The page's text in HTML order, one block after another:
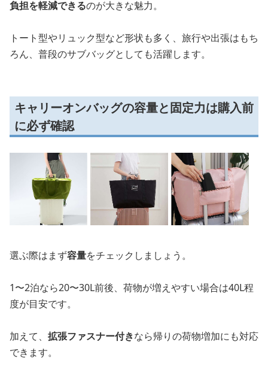
負担を軽減できるのが大きな魅力。
トート型やリュック型など形状も多く、旅行や出張はもち
ろん、普段のサブバッグとしても活躍します。
キャリーオンバッグの容量と固定力は購入前
に必ず確認
選ぶ際はまず容量をチェックしましょう。
1〜2泊なら20〜30L前後、荷物が増えやすい場合は40L程
度が目安です。
加えて、 拡張ファスナー付きなら帰りの荷物増加にも対応
できます。